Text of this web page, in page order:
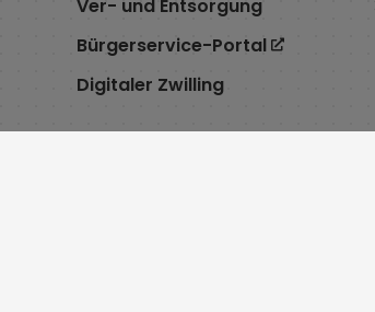
Ver- und Entsorgung
Bürgerservice-Portal
Digitaler Zwilling